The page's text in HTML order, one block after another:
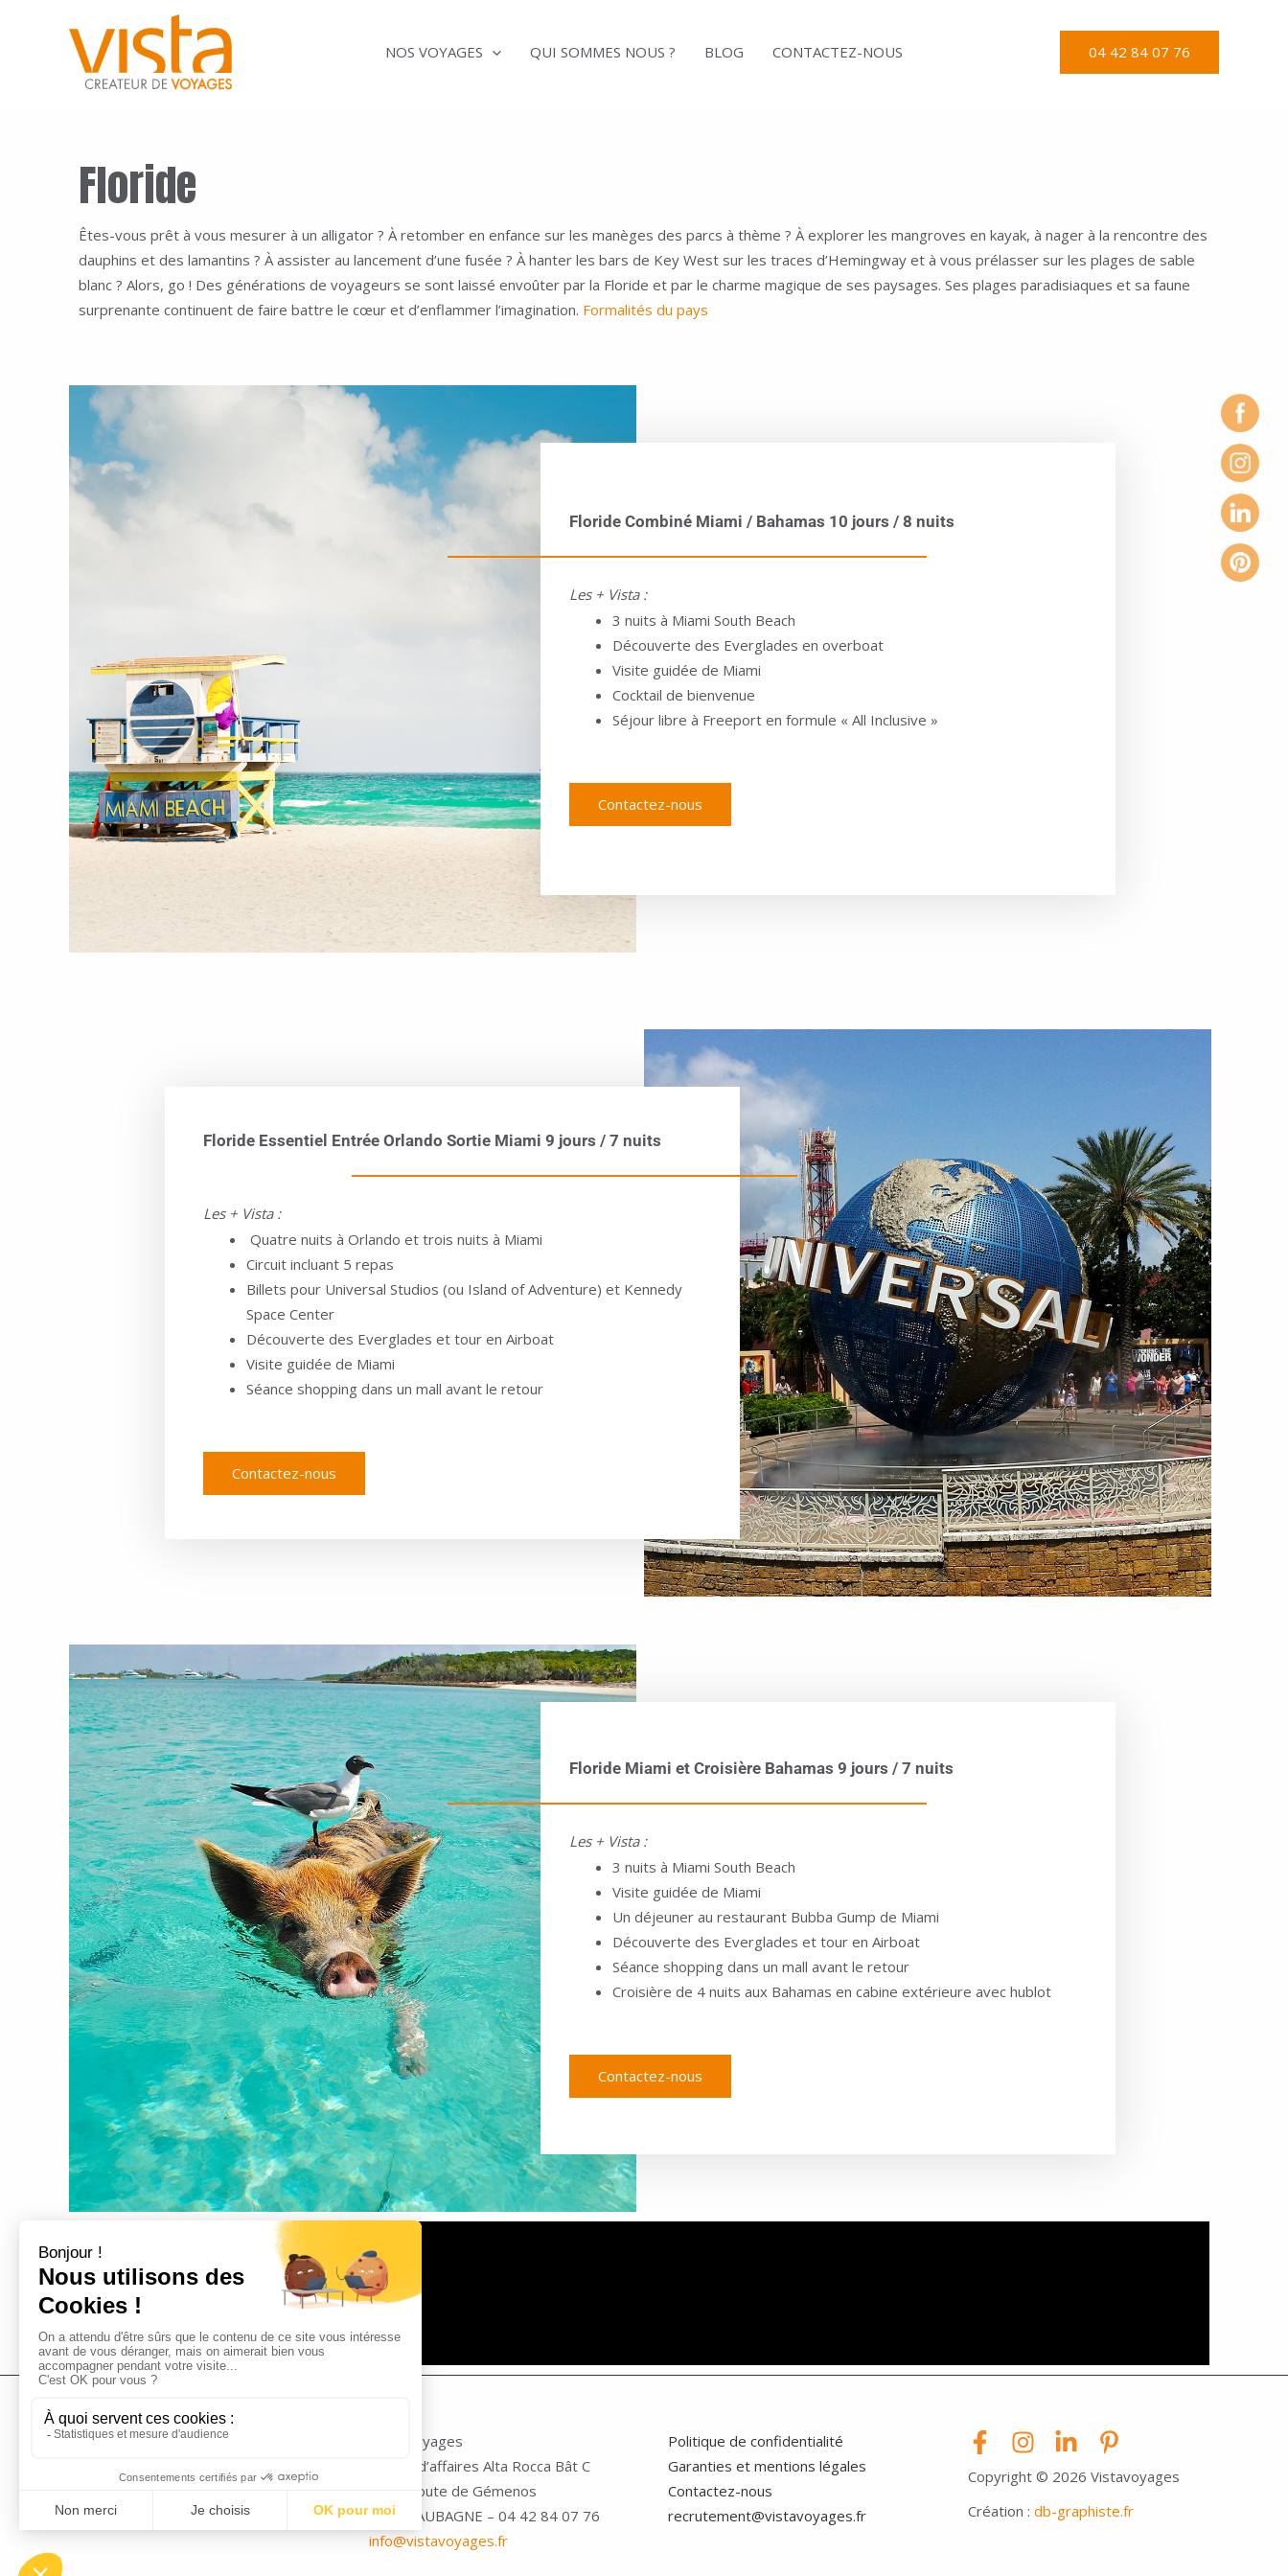
NOS VOYAGES QUI SOMMES NOUS ? BLOG CONTACTEZ-NOUS 04 42 84 07 76
Floride
Êtes-vous prêt à vous mesurer à un alligator ? À retomber en enfance sur les manèges des parcs à thème ? À explorer les mangroves en kayak, à nager à la rencontre des
dauphins et des lamantins ? À assister au lancement d’une fusée ? À hanter les bars de Key West sur les traces d’Hemingway et à vous prélasser sur les plages de sable
blanc ? Alors, go ! Des générations de voyageurs se sont laissé envoûter par la Floride et par le charme magique de ses paysages. Ses plages paradisiaques et sa faune
surprenante continuent de faire battre le cœur et d’enflammer l’imagination. Formalités du pays
Floride Combiné Miami / Bahamas 10 jours / 8 nuits
Les + Vista :
3 nuits à Miami South Beach
Découverte des Everglades en overboat
Visite guidée de Miami
Cocktail de bienvenue
Séjour libre à Freeport en formule « All Inclusive »
Contactez-nous
Floride Essentiel Entrée Orlando Sortie Miami 9 jours / 7 nuits
Les + Vista :
Quatre nuits à Orlando et trois nuits à Miami
Circuit incluant 5 repas
Billets pour Universal Studios (ou Island of Adventure) et Kennedy
Space Center
Découverte des Everglades et tour en Airboat
Visite guidée de Miami
Séance shopping dans un mall avant le retour
Contactez-nous
Floride Miami et Croisière Bahamas 9 jours / 7 nuits
Les + Vista :
3 nuits à Miami South Beach
Visite guidée de Miami
Un déjeuner au restaurant Bubba Gump de Miami
Découverte des Everglades et tour en Airboat
Séance shopping dans un mall avant le retour
Croisière de 4 nuits aux Bahamas en cabine extérieure avec hublot
Contactez-nous
Vista Voyages
Centre d’affaires Alta Rocca Bât C
1120 Route de Gémenos
13400 AUBAGNE – 04 42 84 07 76
info@vistavoyages.fr
Politique de confidentialité
Garanties et mentions légales
Contactez-nous
recrutement@vistavoyages.fr
Copyright © 2026 Vistavoyages
Création : db-graphiste.fr